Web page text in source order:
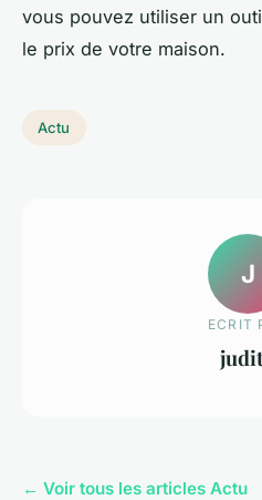
vous pouvez utiliser un
le prix de votre maison.
Actu
J
ECRIT
← Voir tous les articles Actu